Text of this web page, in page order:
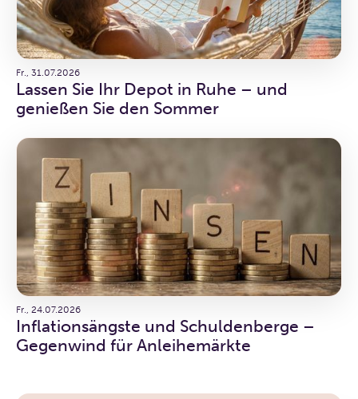
Fr., 31.07.2026
Lassen Sie Ihr Depot in Ruhe – und
genießen Sie den Sommer
Fr., 24.07.2026
Inflationsängste und Schuldenberge –
Gegenwind für Anleihemärkte